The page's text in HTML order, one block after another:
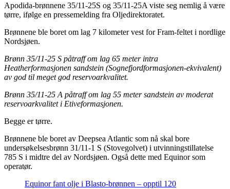
Apodida-brønnene 35/11-25S og 35/11-25A viste seg nemlig å være
tørre, ifølge en pressemelding fra Oljedirektoratet.
Brønnene ble boret om lag 7 kilometer vest for Fram-feltet i nordlige
Nordsjøen.
Brønn 35/11-25 S påtraff om lag 65 meter intra
Heatherformasjonen sandstein (Sognefjordformasjonen-ekvivalent)
av god til meget god reservoarkvalitet.
Brønn 35/11-25 A påtraff om lag 55 meter sandstein av moderat
reservoarkvalitet i Etiveformasjonen.
Begge er tørre.
Brønnene ble boret av Deepsea Atlantic som nå skal bore
undersøkelsesbrønn 31/11-1 S (Stovegolvet) i utvinningstillatelse
785 S i midtre del av Nordsjøen. Også dette med Equinor som
operatør.
Equinor fant olje i Blasto-brønnen – opptil 120